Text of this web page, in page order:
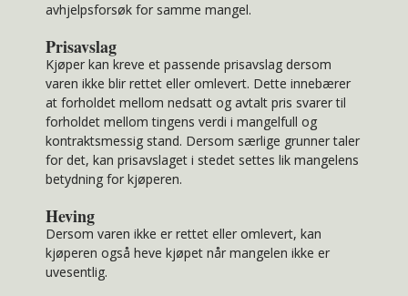
avhjelpsforsøk for samme mangel.
Prisavslag
Kjøper kan kreve et passende prisavslag dersom
varen ikke blir rettet eller omlevert. Dette innebærer
at forholdet mellom nedsatt og avtalt pris svarer til
forholdet mellom tingens verdi i mangelfull og
kontraktsmessig stand. Dersom særlige grunner taler
for det, kan prisavslaget i stedet settes lik mangelens
betydning for kjøperen.
Heving
Dersom varen ikke er rettet eller omlevert, kan
kjøperen også heve kjøpet når mangelen ikke er
uvesentlig.